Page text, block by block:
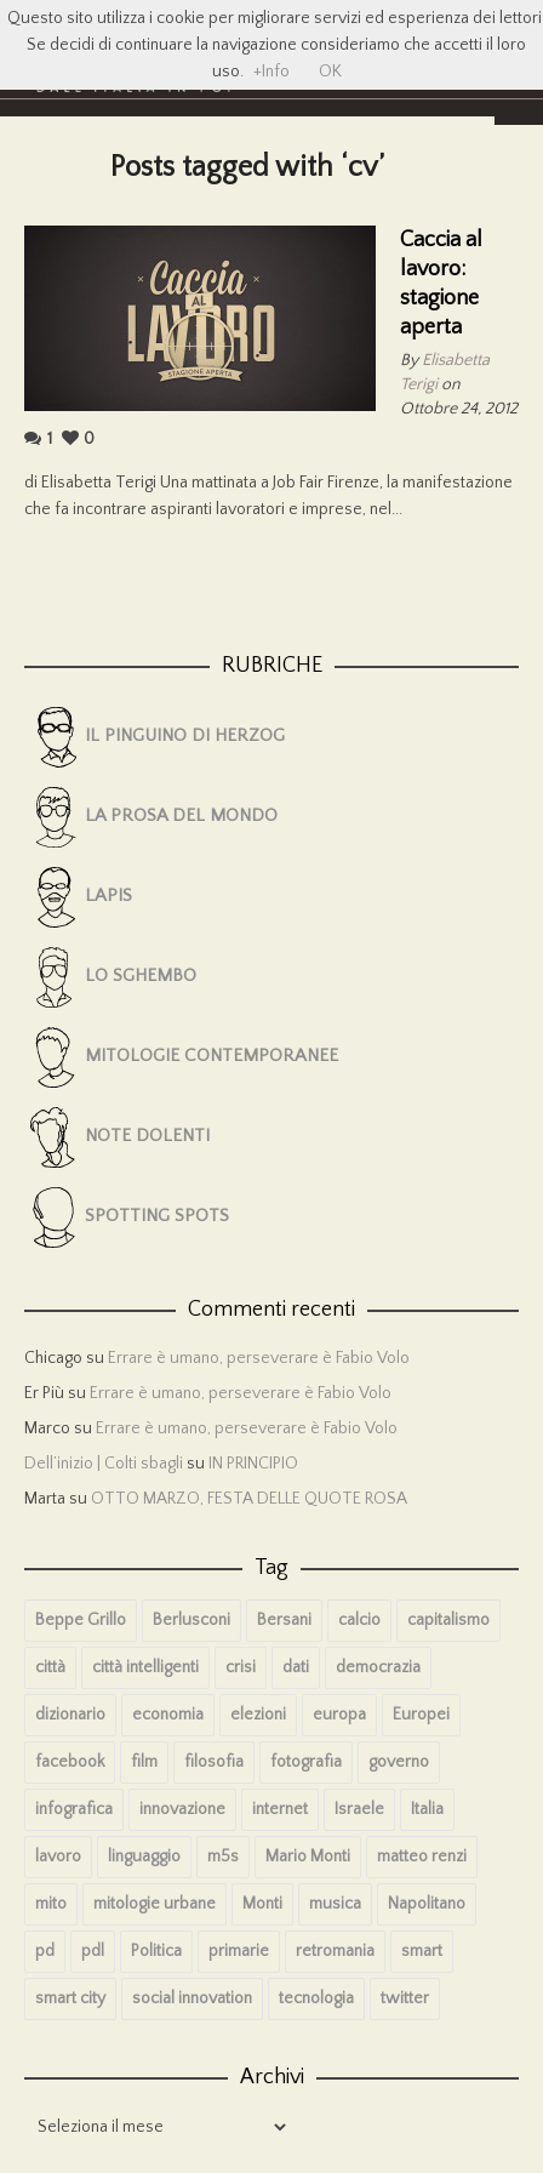
Posts tagged with ‘cv’
Caccia al
lavoro:
stagione
aperta
ByElisabetta
Terigion
Ottobre 24, 2012
1
0
di Elisabetta Terigi Una mattinata a Job Fair Firenze, la manifestazione
che fa incontrare aspiranti lavoratori e imprese, nel...
RUBRICHE
IL PINGUINO DI HERZOG
LA PROSA DEL MONDO
LAPIS
LO SGHEMBO
MITOLOGIE CONTEMPORANEE
NOTE DOLENTI
SPOTTING SPOTS
Commenti recenti
Chicago su Errare è umano, perseverare è Fabio Volo
Er Più su Errare è umano, perseverare è Fabio Volo
Marco su Errare è umano, perseverare è Fabio Volo
Dell’inizio | Colti sbagli su IN PRINCIPIO
Marta su OTTO MARZO, FESTA DELLE QUOTE ROSA
Tag
Beppe Grillo Berlusconi Bersani calcio capitalismo
città città intelligenti crisi dati democrazia
dizionario economia elezioni europa Europei
facebook film filosofia fotografia governo
infografica innovazione internet Israele Italia
lavoro linguaggio m5s Mario Monti matteo renzi
mito mitologie urbane Monti musica Napolitano
pd pdl Politica primarie retromania smart
smart city social innovation tecnologia twitter
Archivi
Archivi
Questo sito utilizza i cookie per migliorare servizi ed esperienza dei
Se decidi di continuare la navigazione consideriamo che accetti il loro
uso. +Info OK